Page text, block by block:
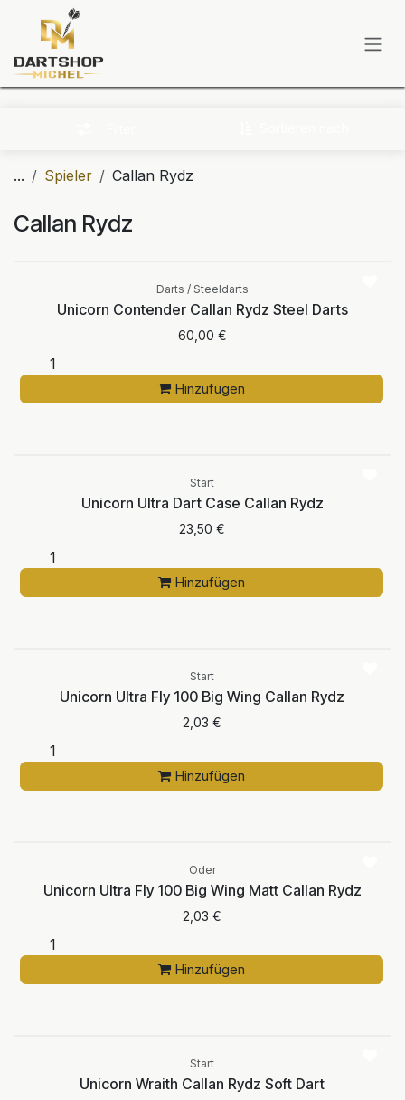
Zum Inhalt springen
... Spieler Callan Rydz
Callan Rydz
Darts / Steeldarts
Unicorn Contender Callan Rydz Steel Darts
60,00 €
Hinzufügen
Start
Unicorn Ultra Dart Case Callan Rydz
23,50 €
Hinzufügen
Start
Unicorn Ultra Fly 100 Big Wing Callan Rydz
2,03 €
Hinzufügen
Oder
Unicorn Ultra Fly 100 Big Wing Matt Callan Rydz
2,03 €
Hinzufügen
Start
Unicorn Wraith Callan Rydz Soft Dart